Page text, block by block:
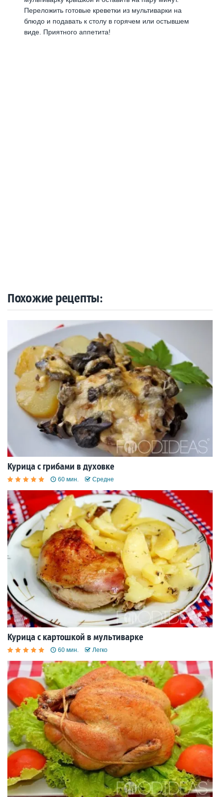
Переложить готовые креветки из мультиварки на
блюдо и подавать к столу в горячем или остывшем
виде. Приятного аппетита!
Похожие рецепты:
Курица с грибами в духовке
60 мин. Средне
Курица с картошкой в мультиварке
60 мин. Легко